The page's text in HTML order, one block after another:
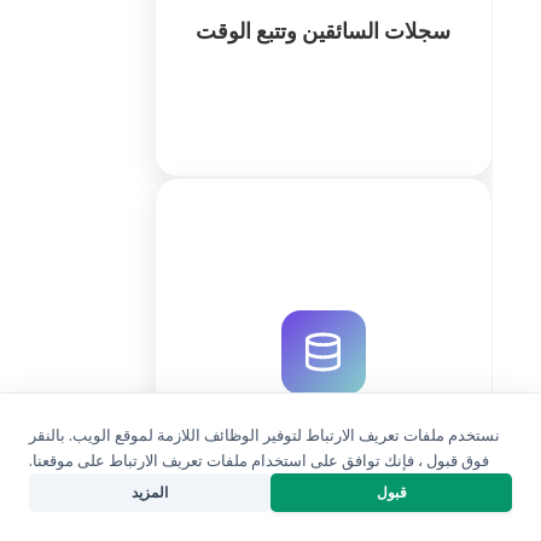
سجلات السائقين وتتبع الوقت
نظام جدولة التوصيل
باستخدام نظام جدولة التوصيل المتطور
من QuintaDB. اعتمد على الذكاء
الاصطناعي لإنشاء قاعدة بياناتك وأتمتة
المهام اللوجستية المعقدة بسهولة.
كثر
منشئ المشاريع بالذكاء الاصطناعي
نستخدم ملفات تعريف الارتباط لتوفير الوظائف اللازمة لموقع الويب. بالنقر
فوق قبول ، فإنك توافق على استخدام ملفات تعريف الارتباط على موقعنا.
قبول المزيد